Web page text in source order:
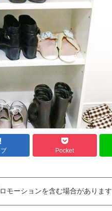
Pocket
モーションを含む場合があります